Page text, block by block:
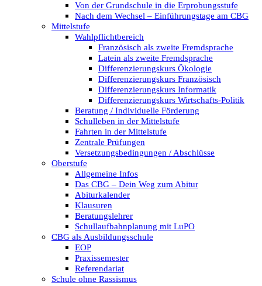
Von der Grundschule in die Erprobungsstufe
Nach dem Wechsel – Einführungstage am CBG
Mittelstufe
Wahlpflichtbereich
Französisch als zweite Fremdsprache
Latein als zweite Fremdsprache
Differenzierungskurs Ökologie
Differenzierungskurs Französisch
Differenzierungskurs Informatik
Differenzierungskurs Wirtschafts-Politik
Beratung / Individuelle Förderung
Schulleben in der Mittelstufe
Fahrten in der Mittelstufe
Zentrale Prüfungen
Versetzungsbedingungen / Abschlüsse
Oberstufe
Allgemeine Infos
Das CBG – Dein Weg zum Abitur
Abiturkalender
Klausuren
Beratungslehrer
Schullaufbahnplanung mit LuPO
CBG als Ausbildungsschule
EOP
Praxissemester
Referendariat
Schule ohne Rassismus